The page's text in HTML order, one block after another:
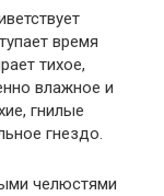
время
тихое,
влажное и
гнилые
гнездо.
челюстями